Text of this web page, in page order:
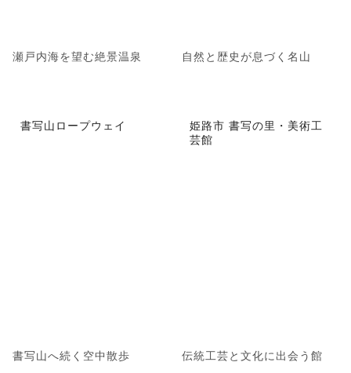
瀬戸内海を望む絶景温泉 自然と歴史が息づく名山
書写山ロープウェイ
書写山へ続く空中散歩
姫路市 書写の里・美術工
芸館
伝統工芸と文化に出会う館